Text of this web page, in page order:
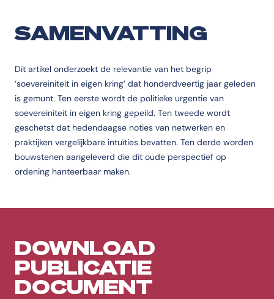
SAMENVATTING
Dit artikel onderzoekt de relevantie van het begrip
‘soevereiniteit in eigen kring’ dat honderdveertig jaar geleden
is gemunt. Ten eerste wordt de politieke urgentie van
soevereiniteit in eigen kring gepeild. Ten tweede wordt
geschetst dat hedendaagse noties van netwerken en
praktijken vergelijkbare intuïties bevatten. Ten derde worden
bouwstenen aangeleverd die dit oude perspectief op
ordening hanteerbaar maken.
DOWNLOAD
PUBLICATIE
DOCUMENT